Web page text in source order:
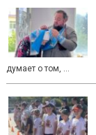
думает о том, …